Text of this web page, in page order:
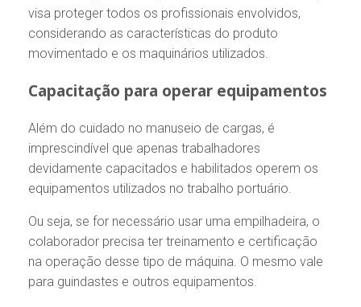
visa proteger todos os profissionais envolvidos,
considerando as características do produto
movimentado e os maquinários utilizados.
Capacitação para operar equipamentos
Além do cuidado no manuseio de cargas, é
imprescindível que apenas trabalhadores
devidamente capacitados e habilitados operem os
equipamentos utilizados no trabalho portuário.
Ou seja, se for necessário usar uma empilhadeira, o
colaborador precisa ter treinamento e certificação
na operação desse tipo de máquina. O mesmo vale
para guindastes e outros equipamentos.